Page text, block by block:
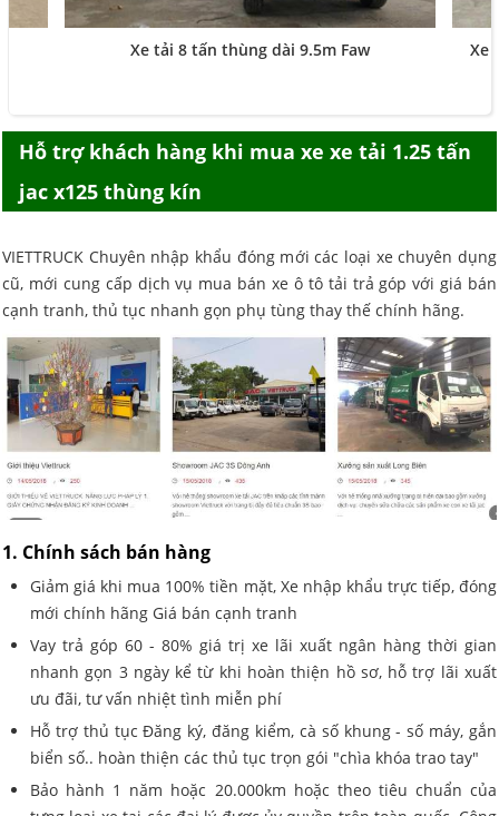
Xe tải 8 tấn thùng dài 9.5m Faw Xe
Hỗ trợ khách hàng khi mua xe xe tải 1.25 tấn
jac x125 thùng kín
VIETTRUCK Chuyên nhập khẩu đóng mới các loại xe chuyên dụng
cũ, mới cung cấp dịch vụ mua bán xe ô tô tải trả góp với giá bán
cạnh tranh, thủ tục nhanh gọn phụ tùng thay thế chính hãng.
1. Chính sách bán hàng
Giảm giá khi mua 100% tiền mặt, Xe nhập khẩu trực tiếp, đóng
mới chính hãng Giá bán cạnh tranh
Vay trả góp 60 - 80% giá trị xe lãi xuất ngân hàng thời gian
nhanh gọn 3 ngày kể từ khi hoàn thiện hồ sơ, hỗ trợ lãi xuất
ưu đãi, tư vấn nhiệt tình miễn phí
Hỗ trợ thủ tục Đăng ký, đăng kiểm, cà số khung - số máy, gắn
biển số.. hoàn thiện các thủ tục trọn gói "chìa khóa trao tay"
Bảo hành 1 năm hoặc 20.000km hoặc theo tiêu chuẩn của